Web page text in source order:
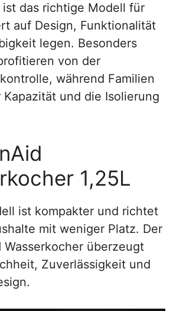
ist das richtige Modell für
auf Design, Funktionalität
legen. Besonders
von der
während Familien
Kapazität und die Isolierung
1,25L
ist kompakter und richtet
mit weniger Platz. Der
Wasserkocher überzeugt
Zuverlässigkeit und